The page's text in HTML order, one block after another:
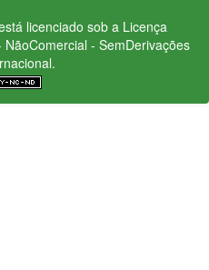
licenciado sob a Licença
- SemDerivações